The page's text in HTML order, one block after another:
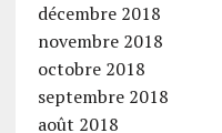
décembre 2018
novembre 2018
octobre 2018
septembre 2018
août 2018